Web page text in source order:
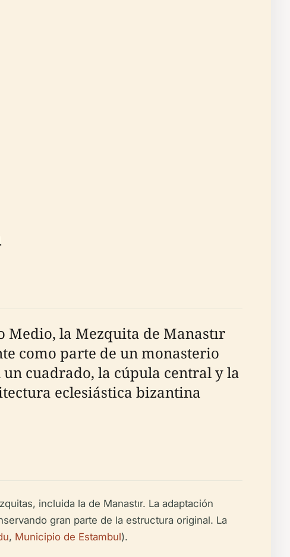
la Mezquita de Manastır
como parte de un monasterio
cuadrado, la cúpula central y la
eclesiástica bizantina
incluida la de Manastır. La adaptación
gran parte de la estructura original. La
, Municipio de Estambul).